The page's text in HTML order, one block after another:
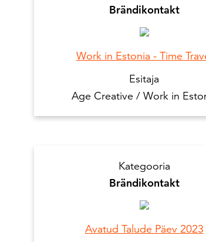
Brändikontakt
Work in Estonia - Time
Esitaja
Age Creative / Work in
Kategooria
Brändikontakt
Avatud Talude Päev 2023